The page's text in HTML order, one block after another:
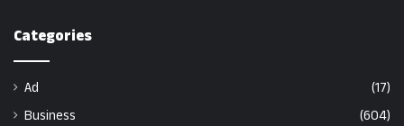
Categories
Ad
(17)
Business
(604)